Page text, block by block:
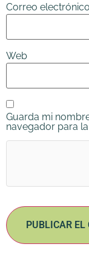
Correo electrónico
Web
Guarda mi
navegador para